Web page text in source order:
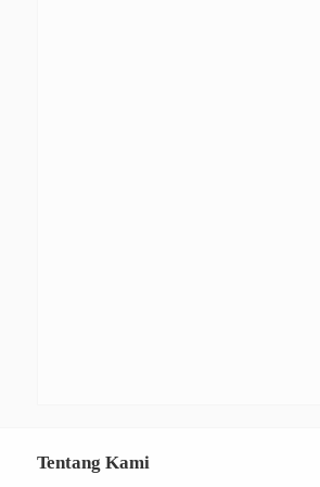
Tentang Kami